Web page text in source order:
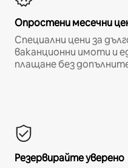
Опростени месечни
Специални цени за
ваканционни имоти и
плащане без
Резервирайте уверено